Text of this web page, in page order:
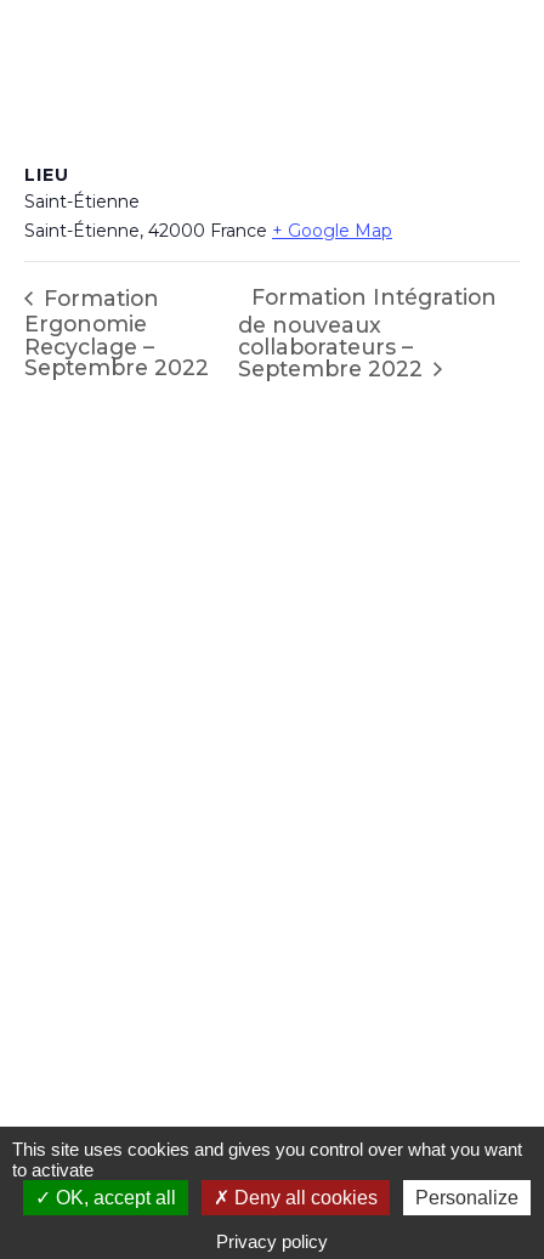
LIEU
Saint-Étienne
Saint-Étienne, 42000 France + Google Map
Formation
Ergonomie
Recyclage –
Septembre 2022
Formation Intégration
de nouveaux
collaborateurs –
Septembre 2022
S'INSCRIRE À UNE FORMATION
This site uses cookies and gives you control over what you want
to activate
OK, accept all
Deny all cookies Personalize
Privacy policy